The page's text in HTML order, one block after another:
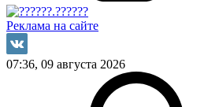
Реклама на сайте
07:36, 09 августа 2026